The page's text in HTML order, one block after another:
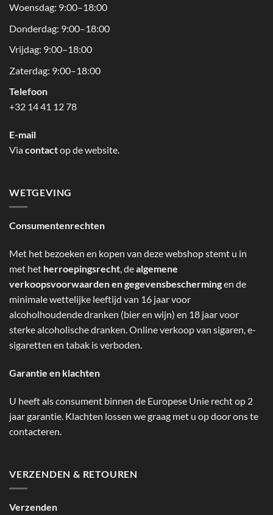
Woensdag: 9:00–18:00
Donderdag: 9:00–18:00
Vrijdag: 9:00–18:00
Zaterdag: 9:00–18:00
Telefoon
+32 14 41 12 78
E-mail
Viacontactop de website.
WETGEVING
Consumentenrechten
Met het bezoeken en kopen van deze webshop stemt u in
met het herroepingsrecht, dealgemene
verkoopsvoorwaarden en gegevensbeschermingen de
minimale wettelijke leeftijd van 16 jaar voor
alcoholhoudende dranken (bier en wijn) en 18 jaar voor
sterke alcoholische dranken. Online verkoop van sigaren, e-
sigaretten en tabak is verboden.
Garantie en klachten
U heeft als consument binnen de Europese Unie recht op 2
jaar garantie. Klachten lossen we graag met u op door ons te
contacteren.
VERZENDEN & RETOUREN
Verzenden